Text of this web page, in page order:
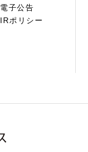
電子公告
IRポリシー